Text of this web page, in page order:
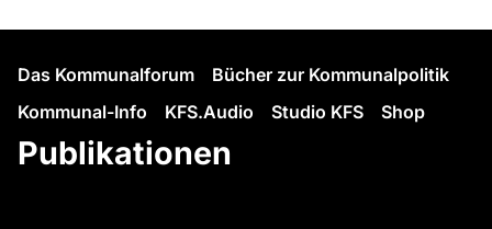
Das Kommunalforum
Bücher zur Kommunalpolitik
Kommunal-Info
KFS.Audio Studio KFS Shop
Publikationen